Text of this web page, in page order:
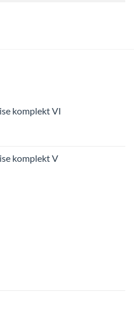
komplekt VI
komplekt V